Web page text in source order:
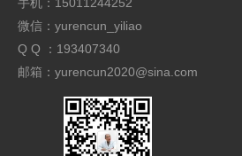
微信：yurencun_yiliao
Q Q ：193407340
邮箱：yurencun2020@sina.com